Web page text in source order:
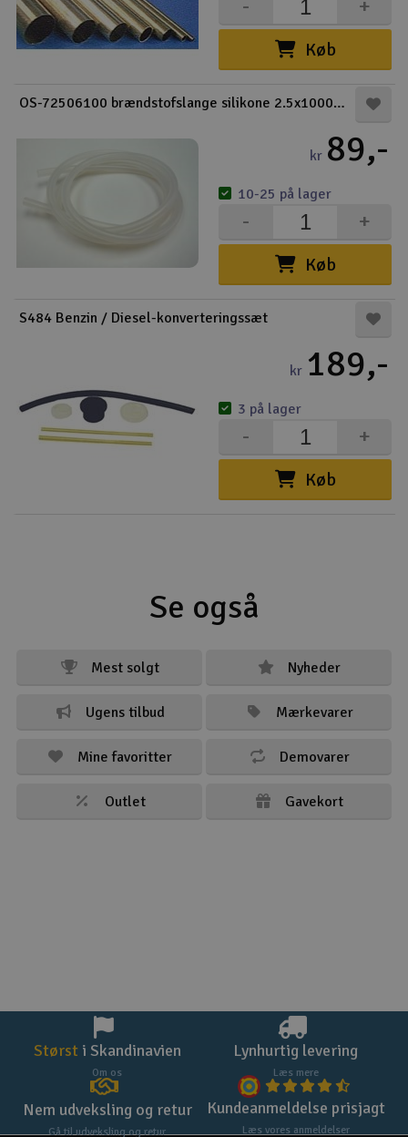
Køb
+
-
OS-72506100 brændstofslange silikone 2.5x1000mm
kr 89,-
Køb
+
-
10-25 på lager
S484 Benzin / Diesel-konverteringssæt
kr 189,-
Køb
+
-
3 på lager
Se også
Mest solgt Nyheder
Ugens tilbud Mærkevarer
Mine favoritter Demovarer
Outlet Gavekort
Størst i Skandinavien
Om os
Lynhurtig levering
Læs mere
Nem udveksling og retur
Gå til udveksling og retur
Kundeanmeldelse prisjagt
Læs vores anmeldelser